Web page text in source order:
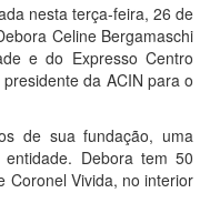
nesta terça-feira, 26 de
Celine Bergamaschi
e do Expresso Centro
da ACIN para o
de sua fundação, uma
Debora tem 50
Coronel Vivida, no interior